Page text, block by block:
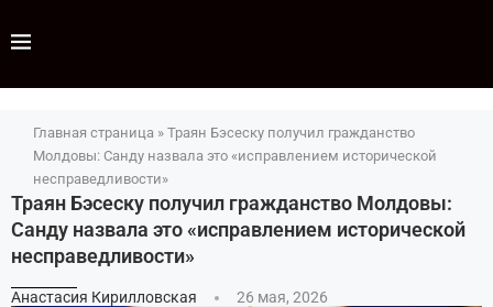
Главная страница » Траян Бэсеску получил гражданство
Молдовы: Санду назвала это «исправлением исторической
несправедливости»
Траян Бэсеску получил гражданство Молдовы:
Санду назвала это «исправлением исторической
несправедливости»
Анастасия Кирилловская 26 мая, 2026